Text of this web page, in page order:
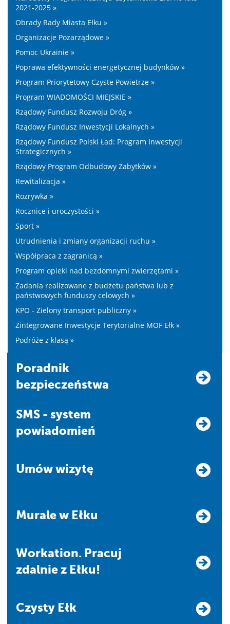
2021-2025 »
Obrady Rady Miasta Ełku »
Organizacje Pozarządowe »
Pomoc Ukrainie »
Poprawa efektywności energetycznej budynków »
Program Priorytetowy Czyste Powietrze »
Program WIADOMOŚCI MIEJSKIE »
Rządowy Fundusz Rozwoju Dróg »
Rządowy Fundusz Inwestycji Lokalnych »
Rządowy Fundusz Polski Ład: Program Inwestycji
Strategicznych »
Rządowy Program Odbudowy Zabytków »
Rewitalizacja »
Rozrywka »
Rocznice i uroczystości »
Sport »
Utrudnienia i zmiany organizacji ruchu »
Współpraca z zagranicą »
Program opieki nad bezdomnymi zwierzętami »
Zadania realizowane z budżetu państwa lub z
państwowych funduszy celowych »
KPO - Zielony transport publiczny »
Zintegrowane Inwestycje Terytorialne MOF Ełk »
Podróże z klasą »
Poradnik
bezpieczeństwa
SMS - system
powiadomień
Umów wizytę
Murale w Ełku
Workation. Pracuj
zdalnie z Ełku!
Czysty Ełk